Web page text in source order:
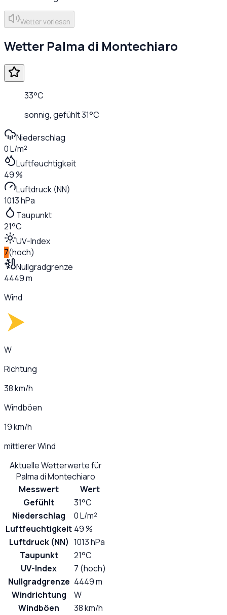
Wetter vorlesen
Wetter Palma di Montechiaro
33°C
sonnig, gefühlt31°C
Niederschlag
0 L/m²
Luftfeuchtigkeit
49 %
Luftdruck (NN)
1013 hPa
Taupunkt
21°C
UV-Index
7(hoch)
Nullgradgrenze
4449 m
Wind
W
Richtung
38 km/h
Windböen
19 km/h
mittlerer Wind
Aktuelle Wetterwerte für
Palma di Montechiaro
Messwert
Wert
Gefühlt
31°C
Niederschlag
0 L/m²
Luftfeuchtigkeit 49 %
Luftdruck (NN) 1013 hPa
Taupunkt
21°C
UV-Index
7 (hoch)
Nullgradgrenze 4449 m
Windrichtung
W
Windböen
38 km/h